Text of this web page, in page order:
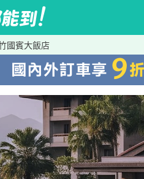
國賓大飯店